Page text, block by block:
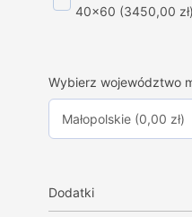
40x60 (3450,00 zł)
Wybierz województwo
Dodatki